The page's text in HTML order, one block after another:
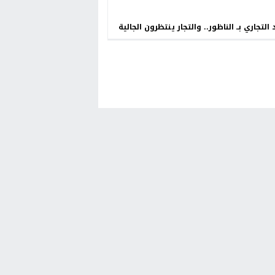
التجاري بــ الناظور.. والتجار ينتظرون الجالية